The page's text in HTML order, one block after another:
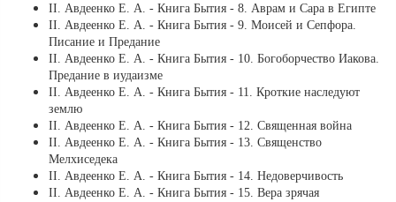
ІІ. Авдеенко Е. А. - Книга Бытия - 8. Аврам и Сара в Египте
ІІ. Авдеенко Е. А. - Книга Бытия - 9. Моисей и Сепфора.
Писание и Предание
ІІ. Авдеенко Е. А. - Книга Бытия - 10. Богоборчество Иакова.
Предание в иудаизме
ІІ. Авдеенко Е. А. - Книга Бытия - 11. Кроткие наследуют
землю
ІІ. Авдеенко Е. А. - Книга Бытия - 12. Священная война
ІІ. Авдеенко Е. А. - Книга Бытия - 13. Священство
Мелхиседека
ІІ. Авдеенко Е. А. - Книга Бытия - 14. Недоверчивость
ІІ. Авдеенко Е. А. - Книга Бытия - 15. Вера зрячая